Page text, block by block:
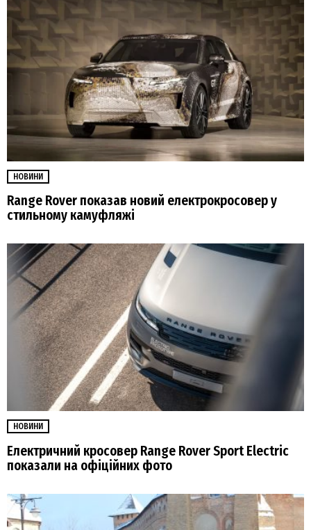
НОВИНИ
Range Rover показав новий електрокросовер у
стильному камуфляжі
НОВИНИ
Електричний кросовер Range Rover Sport Electric
показали на офіційних фото